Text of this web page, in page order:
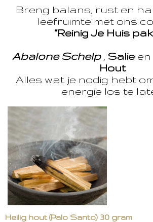
Breng balans, rust en
leefruimte met ons
“Reinig Je Huis
Abalone Schelp, Salie en
Hout
Alles wat je nodig hebt
energie los te
Heilig hout (Palo Santo) 30 gram